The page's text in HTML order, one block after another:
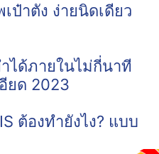
ป๋าตัง ง่ายนิดเดียว
ได้ภายในไม่กี่นาที
ยด 2023
ต้องทำยังไง? แบบ